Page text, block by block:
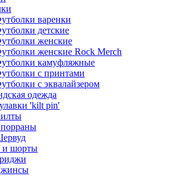
варенки
детские
женские
женские Rock Merch
камуфляжные
с принтами
с эквалайзером
одежда
'kilt pin'
шорты